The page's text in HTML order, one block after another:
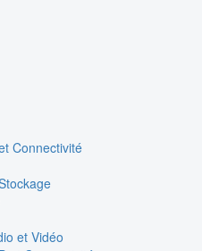
Connectivité
et Vidéo